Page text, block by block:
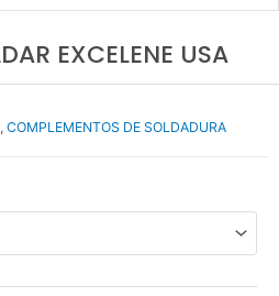
EXCELENE USA
, COMPLEMENTOS DE SOLDADURA